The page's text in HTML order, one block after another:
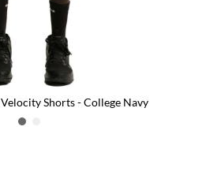
Shorts - College Navy